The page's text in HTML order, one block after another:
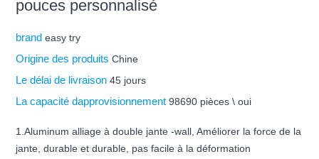
pouces personnalisé
brandeasy try
Origine des produitsChine
Le délai de livraison45 jours
La capacité dapprovisionnement98690 pièces \ oui
1.Aluminum alliage à double jante -wall, Améliorer la force de la
jante, durable et durable, pas facile à la déformation